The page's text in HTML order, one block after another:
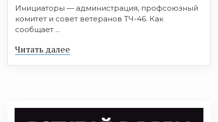
Инициаторы — администрация, профсоюзный
комитет и совет ветеранов ТЧ-46. Как
сообщает ...
Читать далее